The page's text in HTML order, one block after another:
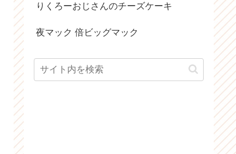
りくろーおじさんのチーズケーキ
夜マック 倍ビッグマック